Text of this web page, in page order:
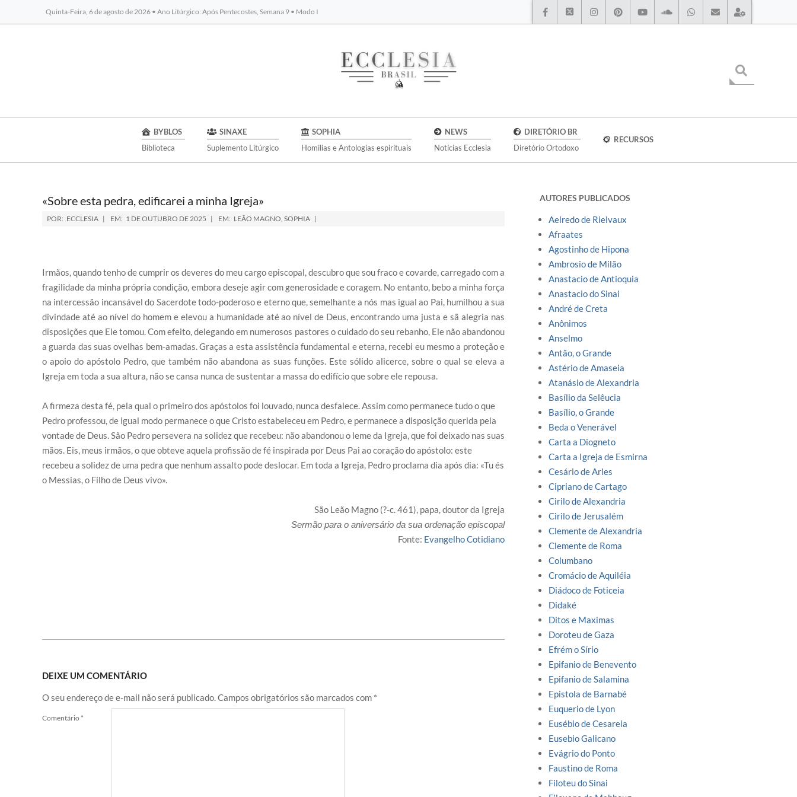
Quinta-Feira, 6 de agosto de 2026 • Ano Litúrgico: Após Pentecostes, Semana 9 • Modo I
BYBLOS
BYBLOS
Biblioteca
SINAXE
Suplemento Litúrgico
SOPHIA
Homilias e Antologias espirituais
NEWS
Notícias Ecclesia
DIRETÓRIO BR
Diretório Ortodoxo
RECURSOS
«Sobre esta pedra, edificarei a minha Igreja»
POR: ECCLESIA EM: 1 DE OUTUBRO DE 2025 EM: LEÃO MAGNO, SOPHIA
Irmãos, quando tenho de cumprir os deveres do meu cargo episcopal, descubro que sou fraco e covarde, carregado com a
fragilidade da minha própria condição, embora deseje agir com generosidade e coragem. No entanto, bebo a minha força
na intercessão incansável do Sacerdote todo-poderoso e eterno que, semelhante a nós mas igual ao Pai, humilhou a sua
divindade até ao nível do homem e elevou a humanidade até ao nível de Deus, encontrando uma justa e sã alegria nas
disposições que Ele tomou. Com efeito, delegando em numerosos pastores o cuidado do seu rebanho, Ele não abandonou
a guarda das suas ovelhas bem-amadas. Graças a esta assistência fundamental e eterna, recebi eu mesmo a proteção e
o apoio do apóstolo Pedro, que também não abandona as suas funções. Este sólido alicerce, sobre o qual se eleva a
Igreja em toda a sua altura, não se cansa nunca de sustentar a massa do edifício que sobre ele repousa.
A firmeza desta fé, pela qual o primeiro dos apóstolos foi louvado, nunca desfalece. Assim como permanece tudo o que
Pedro professou, de igual modo permanece o que Cristo estabeleceu em Pedro, e permanece a disposição querida pela
vontade de Deus. São Pedro persevera na solidez que recebeu: não abandonou o leme da Igreja, que foi deixado nas suas
mãos. Eis, meus irmãos, o que obteve aquela profissão de fé inspirada por Deus Pai ao coração do apóstolo: este
recebeu a solidez de uma pedra que nenhum assalto pode deslocar. Em toda a Igreja, Pedro proclama dia após dia: «Tu és
o Messias, o Filho de Deus vivo».
São Leão Magno (?-c. 461), papa, doutor da Igreja
Sermão para o aniversário da sua ordenação episcopal
Fonte: Evangelho Cotidiano
DEIXE UM COMENTÁRIO
O seu endereço de e-mail não será publicado.Campos obrigatórios são marcados com *
Comentário *
AUTORES PUBLICADOS
Aelredo de Rielvaux
Afraates
Agostinho de Hipona
Ambrosio de Milão
Anastacio de Antioquia
Anastacio do Sinai
André de Creta
Anônimos
Anselmo
Antão, o Grande
Astério de Amaseia
Atanásio de Alexandria
Basílio da Selêucia
Basílio, o Grande
Beda o Venerável
Carta a Diogneto
Carta a Igreja de Esmirna
Cesário de Arles
Cipriano de Cartago
Cirilo de Alexandria
Cirilo de Jerusalém
Clemente de Alexandria
Clemente de Roma
Columbano
Cromácio de Aquiléia
Diádoco de Foticeia
Didaké
Ditos e Maximas
Doroteu de Gaza
Efrém o Sírio
Epifanio de Benevento
Epifanio de Salamina
Epistola de Barnabé
Euquerio de Lyon
Eusébio de Cesareia
Eusebio Galicano
Evágrio do Ponto
Faustino de Roma
Filoteu do Sinai